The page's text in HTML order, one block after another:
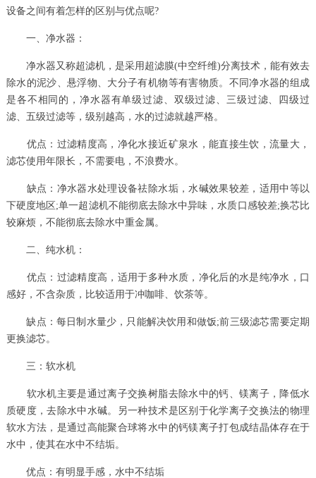
设备之间有着怎样的区别与优点呢?
一、净水器：
净水器又称超滤机，是采用超滤膜(中空纤维)分离技术，能有效去
除水的泥沙、悬浮物、大分子有机物等有害物质。不同净水器的组成
是各不相同的，净水器有单级过滤、双级过滤、三级过滤、四级过
滤、五级过滤等，级别越高，水的过滤就越严格。
优点：过滤精度高，净化水接近矿泉水，能直接生饮，流量大，
滤芯使用年限长，不需要电，不浪费水。
缺点：净水器水处理设备祛除水垢，水碱效果较差，适用中等以
下硬度地区;单一超滤机不能彻底去除水中异味，水质口感较差;换芯比
较麻烦，不能彻底去除水中重金属。
二、纯水机：
优点：过滤精度高，适用于多种水质，净化后的水是纯净水，口
感好，不含杂质，比较适用于冲咖啡、饮茶等。
缺点：每日制水量少，只能解决饮用和做饭;前三级滤芯需要定期
更换滤芯。
三：软水机
软水机主要是通过离子交换树脂去除水中的钙、镁离子，降低水
质硬度，去除水中水碱。另一种技术是区别于化学离子交换法的物理
软水方法，是通过高能聚合球将水中的钙镁离子打包成结晶体存在于
水中，使其在水中不结垢。
优点：有明显手感，水中不结垢